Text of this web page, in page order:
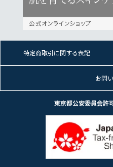
特定商取引に関する表記
お問
東京都公安委員会許